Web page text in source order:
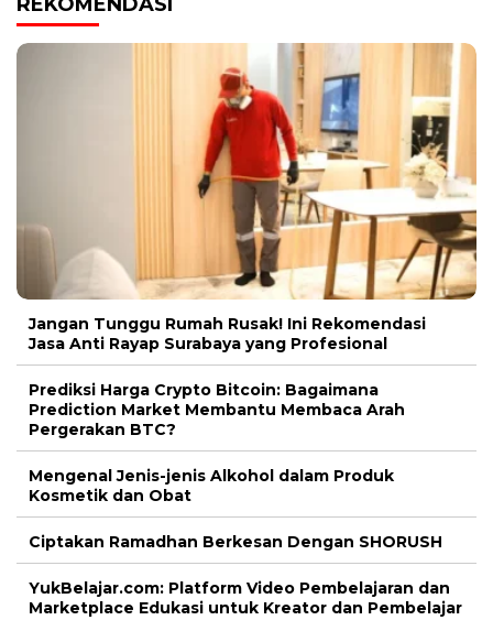
Jangan Tunggu Rumah Rusak! Ini Rekomendasi
Jasa Anti Rayap Surabaya yang Profesional
Prediksi Harga Crypto Bitcoin: Bagaimana
Prediction Market Membantu Membaca Arah
Pergerakan BTC?
Mengenal Jenis-jenis Alkohol dalam Produk
Kosmetik dan Obat
Ciptakan Ramadhan Berkesan Dengan SHORUSH
YukBelajar.com: Platform Video Pembelajaran dan
Marketplace Edukasi untuk Kreator dan Pembelajar